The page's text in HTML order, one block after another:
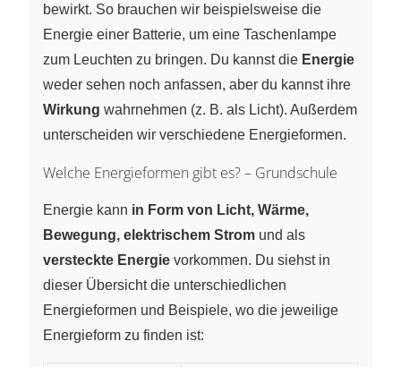
bewirkt. So brauchen wir beispielsweise die
Energie einer Batterie, um eine Taschenlampe
zum Leuchten zu bringen. Du kannst die Energie
weder sehen noch anfassen, aber du kannst ihre
Wirkung wahrnehmen (z. B. als Licht). Außerdem
unterscheiden wir verschiedene Energieformen.
Welche Energieformen gibt es? – Grundschule
Energie kann in Form von Licht, Wärme,
Bewegung, elektrischem Strom und als
versteckte Energie vorkommen. Du siehst in
dieser Übersicht die unterschiedlichen
Energieformen und Beispiele, wo die jeweilige
Energieform zu finden ist: